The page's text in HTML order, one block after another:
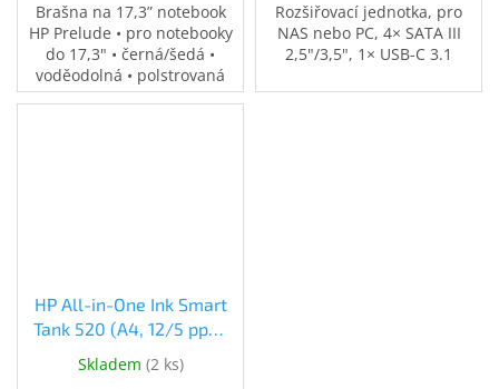
Brašna na 17,3” notebook
HP Prelude • pro notebooky
do 17,3" • černá/šedá •
voděodolná • polstrovaná
přihrádka na notebook •
Rozšiřovací jednotka, pro
NAS nebo PC, 4× SATA III
2,5"/3,5", 1× USB-C 3.1
HP All-in-One Ink Smart
Tank 520 (A4, 12/5 ppm,
(1F3W2A)
Skladem (2 ks)